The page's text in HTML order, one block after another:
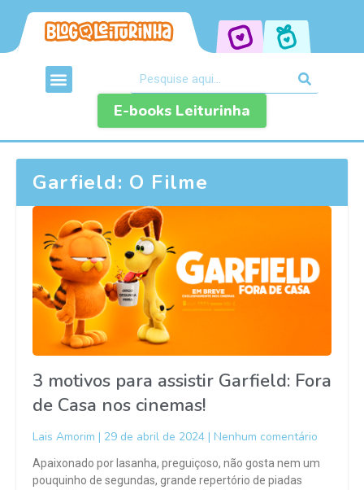
E-books Leiturinha
Garfield: O Filme
3 motivos para assistir Garfield: Fora
de Casa nos cinemas!
Lais Amorim 29 de abril de 2024 Nenhum comentário
Apaixonado por lasanha, preguiçoso, não gosta nem um
pouquinho de segundas, grande repertório de piadas